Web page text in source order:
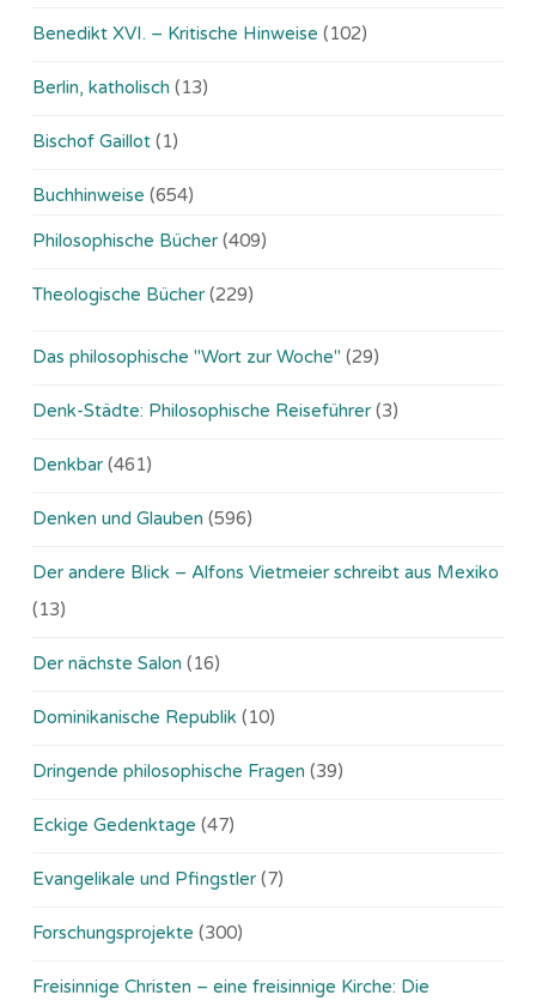
Benedikt XVI. – Kritische Hinweise (102)
Berlin, katholisch (13)
Bischof Gaillot (1)
Buchhinweise (654)
Philosophische Bücher (409)
Theologische Bücher (229)
Das philosophische "Wort zur Woche" (29)
Denk-Städte: Philosophische Reiseführer (3)
Denkbar (461)
Denken und Glauben (596)
Der andere Blick – Alfons Vietmeier schreibt aus Mexiko
(13)
Der nächste Salon (16)
Dominikanische Republik (10)
Dringende philosophische Fragen (39)
Eckige Gedenktage (47)
Evangelikale und Pfingstler (7)
Forschungsprojekte (300)
Freisinnige Christen – eine freisinnige Kirche: Die